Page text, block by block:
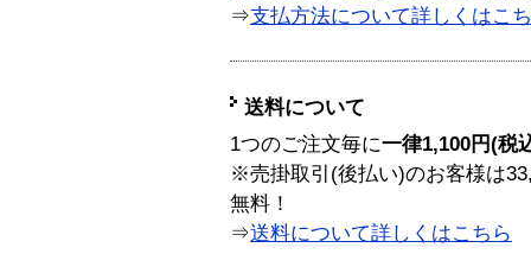
⇒支払方法について詳しくはこ
送料について
1つのご注文毎に一律1,100円(税
※売掛取引(後払い)のお客様は
無料！
⇒送料について詳しくはこちら